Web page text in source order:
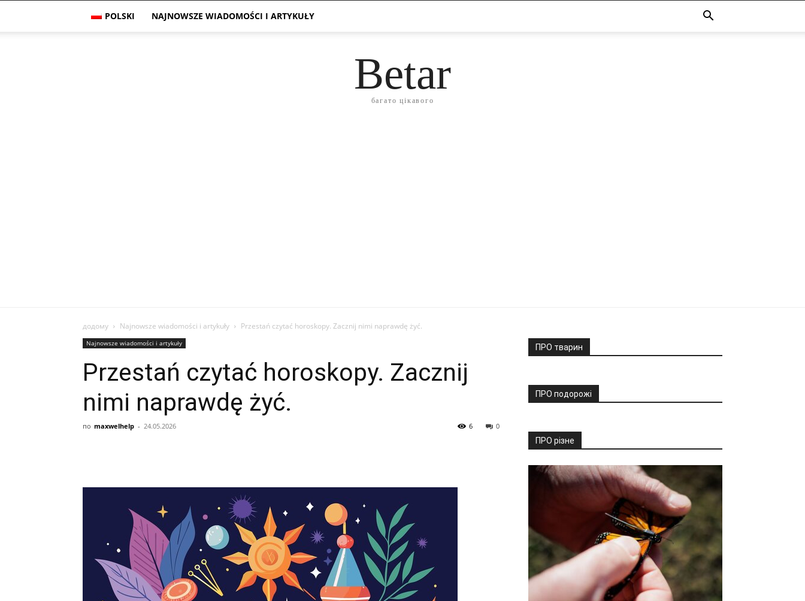
POLSKI NAJNOWSZE WIADOMOŚCI I ARTYKUŁY
Betar
багато цікавого
додому Najnowsze wiadomości i artykuły Przestań czytać horoskopy. Zacznij nimi naprawdę żyć.
Najnowsze wiadomości i artykuły
Przestań czytać horoskopy. Zacznij
nimi naprawdę żyć.
по maxwelhelp - 24.05.2026 0
6
ПРО тварин
ПРО подорожі
ПРО різне